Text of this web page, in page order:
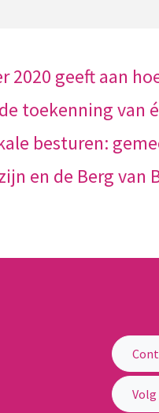
2020 geeft aan
toekenning van
besturen:
en de Berg